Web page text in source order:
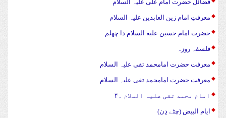
فضائل حضرت امام علی علیہ السلام
معرفتِ امام زین العابدین علیہ السلام
حضرت امام حسین علیه السلام دا چهلم
فلسفہ روزہ
معرفت حضرت امامحمد تقی علیہ السلام
معرفت حضرت امامحمد تقی علیہ السلام
امام محمد تقی علیہ السلام ۔۴
ایام البیض (چٹے دِن)